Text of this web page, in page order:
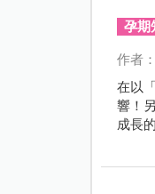
孕期
作者
在以
響！
成長